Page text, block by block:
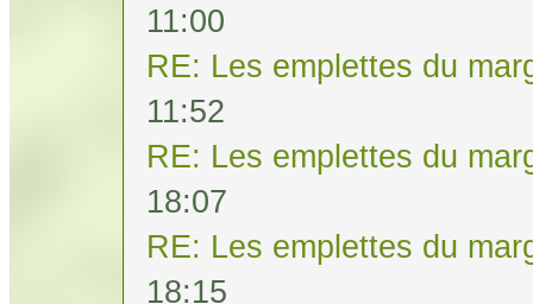
11:00
RE: Les emplettes du
11:52
RE: Les emplettes du
18:07
RE: Les emplettes du
18:15